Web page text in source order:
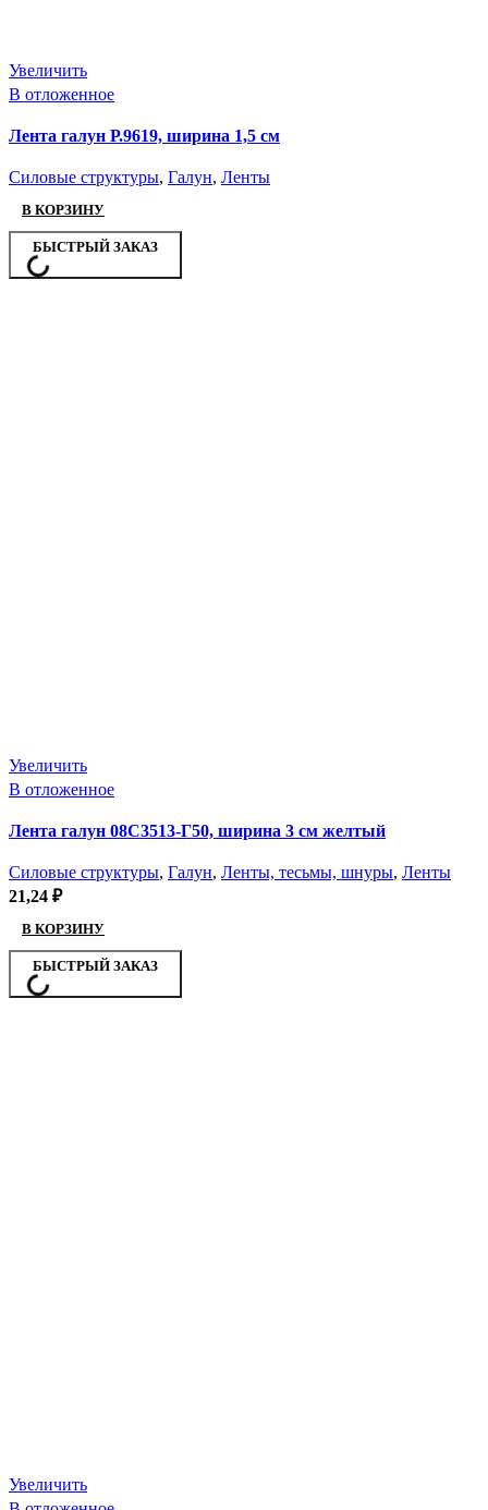
Увеличить
В отложенное
Лента галун Р.9619, ширина 1,5 см
Силовые структуры, Галун, Ленты
В КОРЗИНУ
БЫСТРЫЙ ЗАКАЗ
Увеличить
В отложенное
Лента галун 08С3513-Г50, ширина 3 см желтый
Силовые структуры, Галун, Ленты, тесьмы, шнуры, Ленты
21,24 ₽
В КОРЗИНУ
БЫСТРЫЙ ЗАКАЗ
Увеличить